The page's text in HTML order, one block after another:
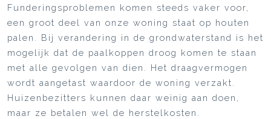
Funderingsproblemen komen steeds vaker voor,
een groot deel van onze woning staat op houten
palen. Bij verandering in de grondwaterstand is het
mogelijk dat de paalkoppen droog komen te staan
met alle gevolgen van dien. Het draagvermogen
wordt aangetast waardoor de woning verzakt.
Huizenbezitters kunnen daar weinig aan doen,
maar ze betalen wel de herstelkosten.